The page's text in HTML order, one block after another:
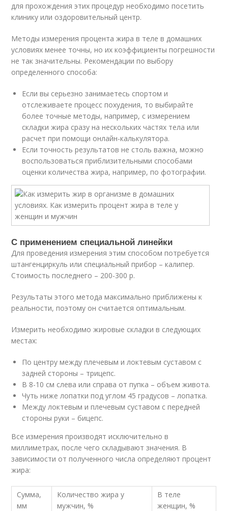
для прохождения этих процедур необходимо посетить
клинику или оздоровительный центр.
Методы измерения процента жира в теле в домашних
условиях менее точны, но их коэффициенты погрешности
не так значительны. Рекомендации по выбору
определенного способа:
Если вы серьезно занимаетесь спортом и
отслеживаете процесс похудения, то выбирайте
более точные методы, например, с измерением
складки жира сразу на нескольких частях тела или
расчет при помощи онлайн-калькулятора.
Если точность результатов не столь важна, можно
воспользоваться приблизительными способами
оценки количества жира, например, по фотографии.
С применением специальной линейки
Для проведения измерения этим способом потребуется
штангенциркуль или специальный прибор – калипер.
Стоимость последнего – 200-300 р.
Результаты этого метода максимально приближены к
реальности, поэтому он считается оптимальным.
Измерить необходимо жировые складки в следующих
местах:
По центру между плечевым и локтевым суставом с
задней стороны – трицепс.
В 8-10 см слева или справа от пупка – объем живота.
Чуть ниже лопатки под углом 45 градусов – лопатка.
Между локтевым и плечевым суставом с передней
стороны руки – бицепс.
Все измерения производят исключительно в
миллиметрах, после чего складывают значения. В
зависимости от полученного числа определяют процент
жира:
Сумма,
мм
Количество жира у
мужчин, %
В теле
женщин, %